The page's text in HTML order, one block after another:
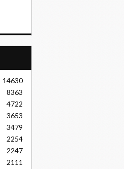
14630
8363
4722
3653
3479
2254
2247
2111